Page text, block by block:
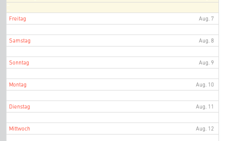
Freitag Aug. 7
Samstag Aug. 8
Sonntag Aug. 9
Montag Aug. 10
Dienstag Aug. 11
Mittwoch Aug. 12